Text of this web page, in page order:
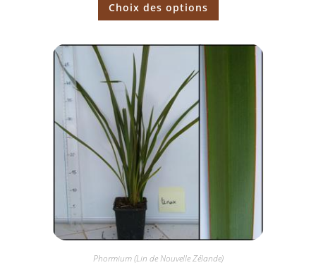
Choix des options
Phormium (Lin de Nouvelle Zélande)